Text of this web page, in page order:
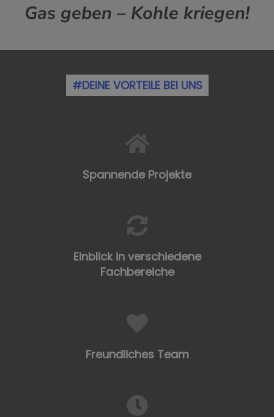
Gas geben – Kohle kriegen!
#DEINE VORTEILE BEI UNS
Spannende Projekte
Einblick in verschiedene
Fachbereiche
Freundliches Team